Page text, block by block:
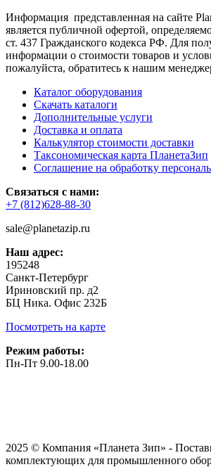
Информация представленная на сайте
является публичной офертой,
ст. 437 Гражданского кодекса РФ. Для
информации о стоимости товаров и
пожалуйста, обратитесь к нашим
Каталог оборудования
Скачать каталоги
Дополнительные услуги
Доставка и оплата
Калькулятор стоимости доставки
Таксономическая карта ПланетаЗип
Соглашение на обработку
Связаться с нами:
+7 (812)628-88-30
sale@planetazip.ru
Наш адрес:
195248
Санкт-Петербург
Ириновский пр. д2
БЦ Ника. Офис 232Б
Посмотреть на карте
Режим работы:
Пн-Пт 9.00-18.00
2025 © Компания «Планета Зип» -
комплектующих для промышленного